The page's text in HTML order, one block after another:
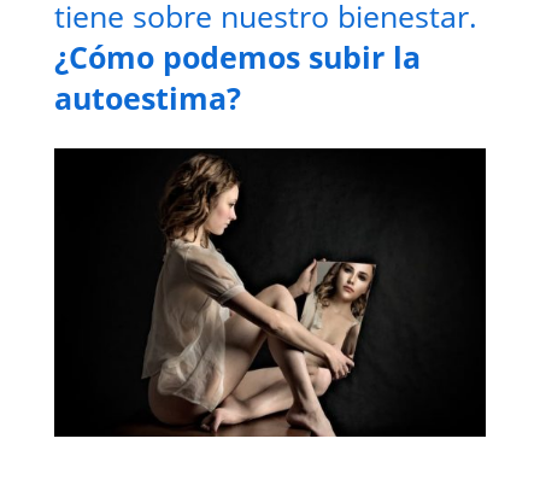
tiene sobre nuestro bienestar.
¿Cómo podemos subir la
autoestima?